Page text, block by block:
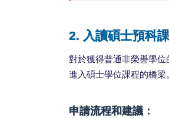
2. 入讀碩士預科
對於獲得普通非榮譽學
進入碩士學位課程的橋梁
申請流程和建議：